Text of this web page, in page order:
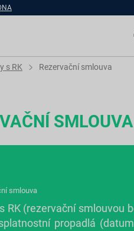
s RK Rezervační smlouva
SMLOUVA
smlouva
(rezervační smlouvou
propadlá